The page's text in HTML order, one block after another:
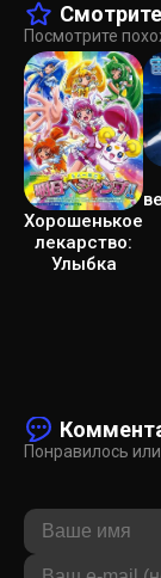
Посмотрите
Хорошенькое
лекарство:
Улыбка
Понравилось